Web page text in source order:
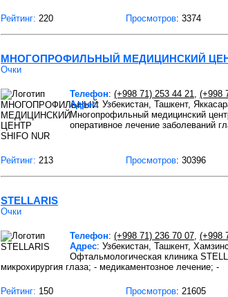
Рейтинг: 220 Просмотров: 3374
МНОГОПРОФИЛЬНЫЙ МЕДИЦИНСКИЙ
Очки
Телефон: (+998 71) 253 44 21, (+998
Адрес: Узбекистан, Ташкент,
Многопрофильный медицинский
оперативное лечение заболеваний
Рейтинг: 213 Просмотров: 30396
STELLARIS
Очки
Телефон: (+998 71) 236 70 07, (+998
Адрес: Узбекистан, Ташкент,
Офтальмологическая клиника
микрохирургия глаза; - медикаментозное лечение; -
Рейтинг: 150 Просмотров: 21605